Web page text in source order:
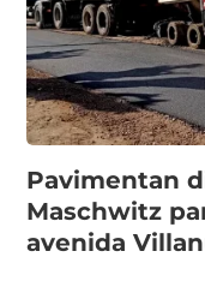
Pavimentan
Maschwitz
avenida